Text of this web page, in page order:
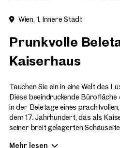
Wien, 1. Innere Stadt
Prunkvolle
Kaiserhaus
Tauchen Sie ein in eine Welt des
Diese beeindruckende
in der Beletage eines
dem 17. Jahrhundert, das als
seiner breit gelagerten
Mehr lesen